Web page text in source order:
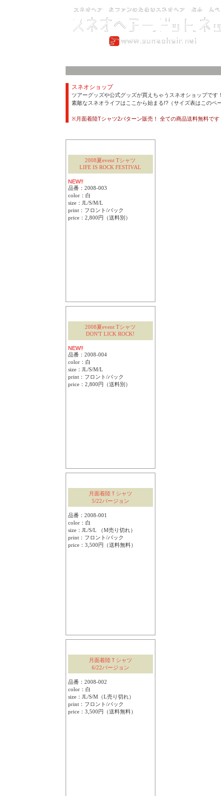
スネオショップ
ツアーグッズや公式グッズが買えちゃうスネオショップです
素敵なスネオライフはここから始まる!?（サイズ表はこのペ
※月面着陸Tシャツ2パターン販売！ 全ての商品送料無料です
2008夏event Tシャツ
LIFE IS ROCK FESTIVAL
NEW!!
品番：2008-003
color：白
size：JL/S/M/L
print：フロント/バック
price：2,800円（送料別）
2008夏event Tシャツ
DON'T LICK ROCK!
NEW!!
品番：2008-004
color：白
size：JL/S/M/L
print：フロント/バック
price：2,800円（送料別）
月面着陸Ｔシャツ
5/22バージョン
品番：2008-001
color：白
size：JL/S/L （M売り切れ）
print：フロント/バック
price：3,500円（送料無料）
月面着陸Ｔシャツ
6/22バージョン
品番：2008-002
color：白
size：JL/S/M（L売り切れ）
print：フロント/バック
price：3,500円（送料無料）